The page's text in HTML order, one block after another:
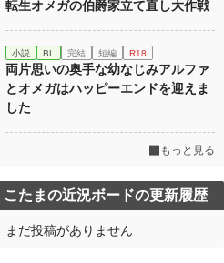
転生オメガの伯爵家立て直し大作戦
小説 BL 完結 短編 R18
両片思いの奥手な幼なじみアルファ
とオメガはハッピーエンドを迎えま
した
もっと見る
こたまの近況ボードの更新履歴
まだ投稿がありません